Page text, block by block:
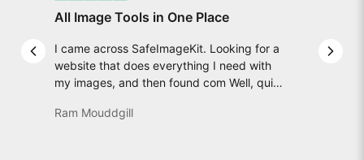
Previous slide
All Image Tools in One Place
I came across SafeImageKit. Looking for a
website that does everything I need with
my images, and then found com Well, quite
an incredibly high-speed, stable and easy-
Ram Mouddgill
Next